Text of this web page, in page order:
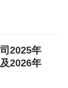
2025年
2026年